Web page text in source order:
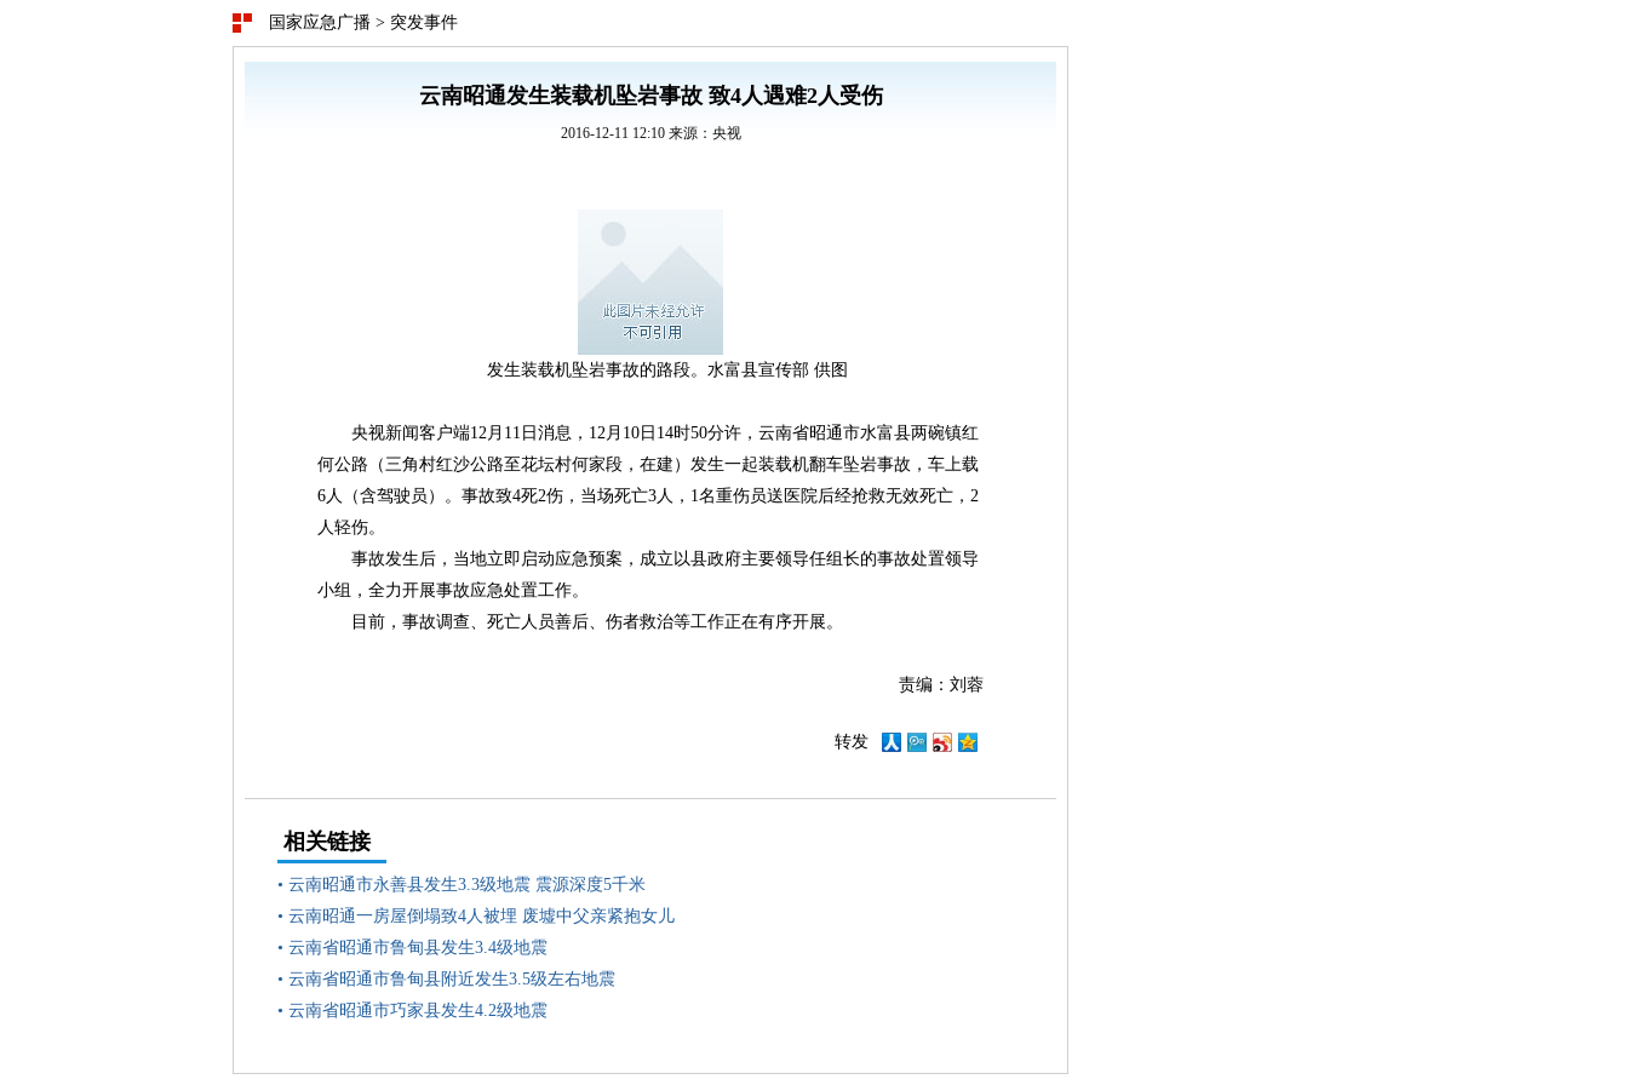
国家应急广播 > 突发事件
云南昭通发生装载机坠岩事故 致4人遇难2人受伤
2016-12-11 12:10 来源：央视
发生装载机坠岩事故的路段。水富县宣传部 供图
央视新闻客户端12月11日消息，12月10日14时50分许，云南省昭通市水富县两碗镇红
何公路（三角村红沙公路至花坛村何家段，在建）发生一起装载机翻车坠岩事故，车上载
6人（含驾驶员）。事故致4死2伤，当场死亡3人，1名重伤员送医院后经抢救无效死亡，2
人轻伤。
事故发生后，当地立即启动应急预案，成立以县政府主要领导任组长的事故处置领导
小组，全力开展事故应急处置工作。
目前，事故调查、死亡人员善后、伤者救治等工作正在有序开展。
责编：刘蓉
转发
相关链接
• 云南昭通市永善县发生3.3级地震 震源深度5千米
• 云南昭通一房屋倒塌致4人被埋 废墟中父亲紧抱女儿
• 云南省昭通市鲁甸县发生3.4级地震
• 云南省昭通市鲁甸县附近发生3.5级左右地震
• 云南省昭通市巧家县发生4.2级地震